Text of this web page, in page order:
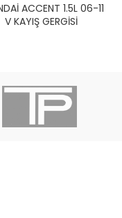
ACCENT 1.5L 06-11
V KAYIŞ GERGİSİ